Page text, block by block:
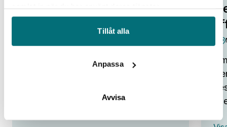
Tillåt alla
Anpassa
Avvisa
teknik. Smarta system, automation,